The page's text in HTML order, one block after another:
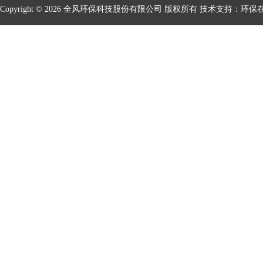
Copyright © 2026 全风环保科技股份有限公司 版权所有 技术支持： 环保